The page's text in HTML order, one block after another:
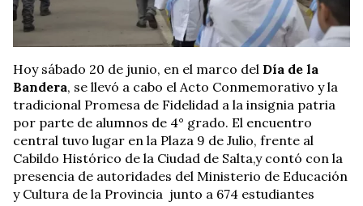
Hoy sábado 20 de junio, en el marco del Día de la
Bandera, se llevó a cabo el Acto Conmemorativo y la
tradicional Promesa de Fidelidad a la insignia patria
por parte de alumnos de 4° grado. El encuentro
central tuvo lugar en la Plaza 9 de Julio, frente al
Cabildo Histórico de la Ciudad de Salta,y contó con la
presencia de autoridades del Ministerio de Educación
y Cultura de la Provincia junto a 674 estudiantes